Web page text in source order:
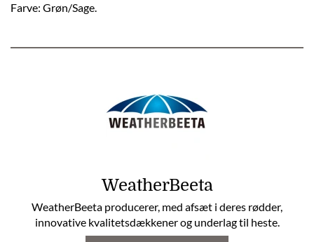
Farve: Grøn/Sage.
WeatherBeeta
WeatherBeeta producerer, med afsæt i deres rødder,
innovative kvalitetsdækkener og underlag til heste.